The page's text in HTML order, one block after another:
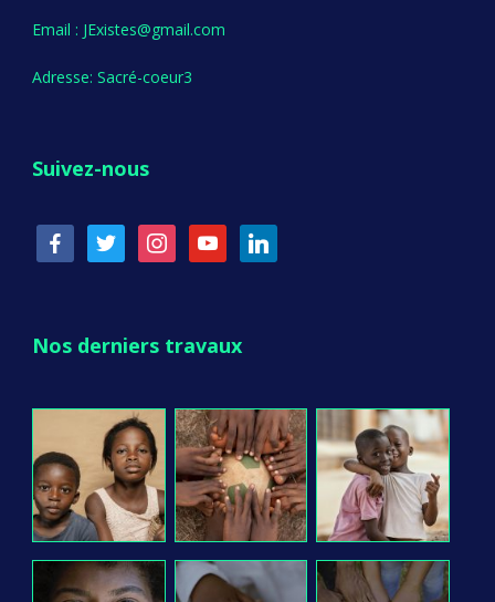
Email : JExistes@gmail.com
Adresse: Sacré-coeur3
Suivez-nous
facebooktwitter instagramyoutube linkedin
Nos derniers travaux